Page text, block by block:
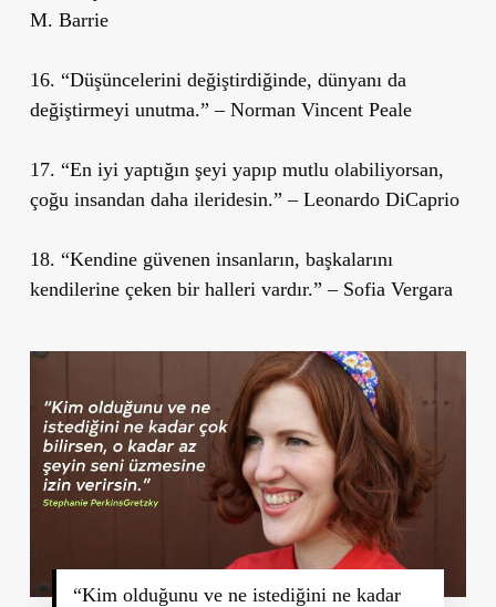
M. Barrie
16. “Düşüncelerini değiştirdiğinde, dünyanı da
değiştirmeyi unutma.” – Norman Vincent Peale
17. “En iyi yaptığın şeyi yapıp mutlu olabiliyorsan,
çoğu insandan daha ileridesin.” – Leonardo DiCaprio
18. “Kendine güvenen insanların, başkalarını
kendilerine çeken bir halleri vardır.” – Sofia Vergara
“Kim olduğunu ve ne istediğini ne kadar